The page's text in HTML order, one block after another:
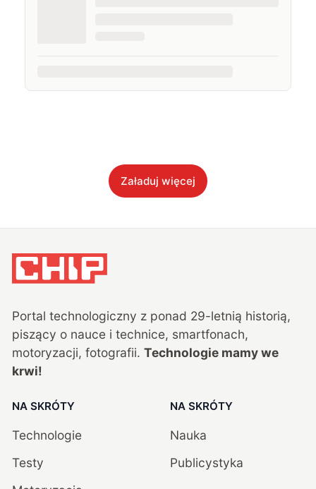
Załaduj więcej
Portal technologiczny z ponad 29-letnią historią,
piszący o nauce i technice, smartfonach,
motoryzacji, fotografii. Technologie mamy we
krwi!
NA SKRÓTY
Technologie
Testy
NA SKRÓTY
Nauka
Publicystyka